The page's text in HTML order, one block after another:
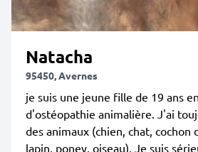
Natacha
95450, Avernes
je suis une jeune fille de 19 ans
d'ostéopathie animalière. J'ai
des animaux (chien, chat, cochon
lapin, poney, oiseau). Je suis